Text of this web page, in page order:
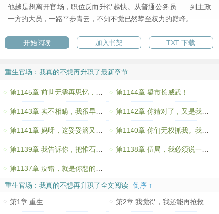
他越是想离开官场，职位反而升得越快。从普通公务员……到主政
一方的大员，一路平步青云，不知不觉已然攀至权力的巅峰。
开始阅读 加入书架 TXT 下载
重生官场：我真的不想再升职了最新章节
第1145章 前世无需再思忆，今生且行且珍惜 第1144章 梁市长威武！
第1143章 实不相瞒，我很早就认识梁市长了！ 第1142章 你猜对了，又是我出卖了你！
第1141章 妈呀，这妥妥滴又是一个大新闻啊！ 第1140章 你们无权抓我。我要给省公安厅打电话……
第1139章 我告诉你，把惟石借调到你那里，算你捡了大便宜！ 第1138章 伍局，我必须说一句，你们真是太牛了！
第1137章 没错，就是你想的那样……
重生官场：我真的不想再升职了全文阅读 倒序 ↑
第1章 重生 第2章 我觉得，我还能再抢救一下！